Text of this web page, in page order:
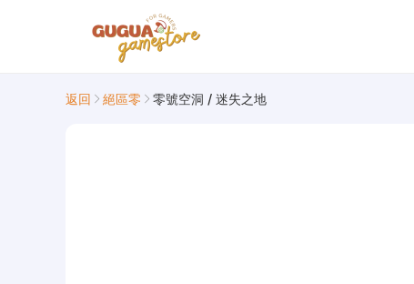
返回 絕區零 零號空洞 / 迷失之地